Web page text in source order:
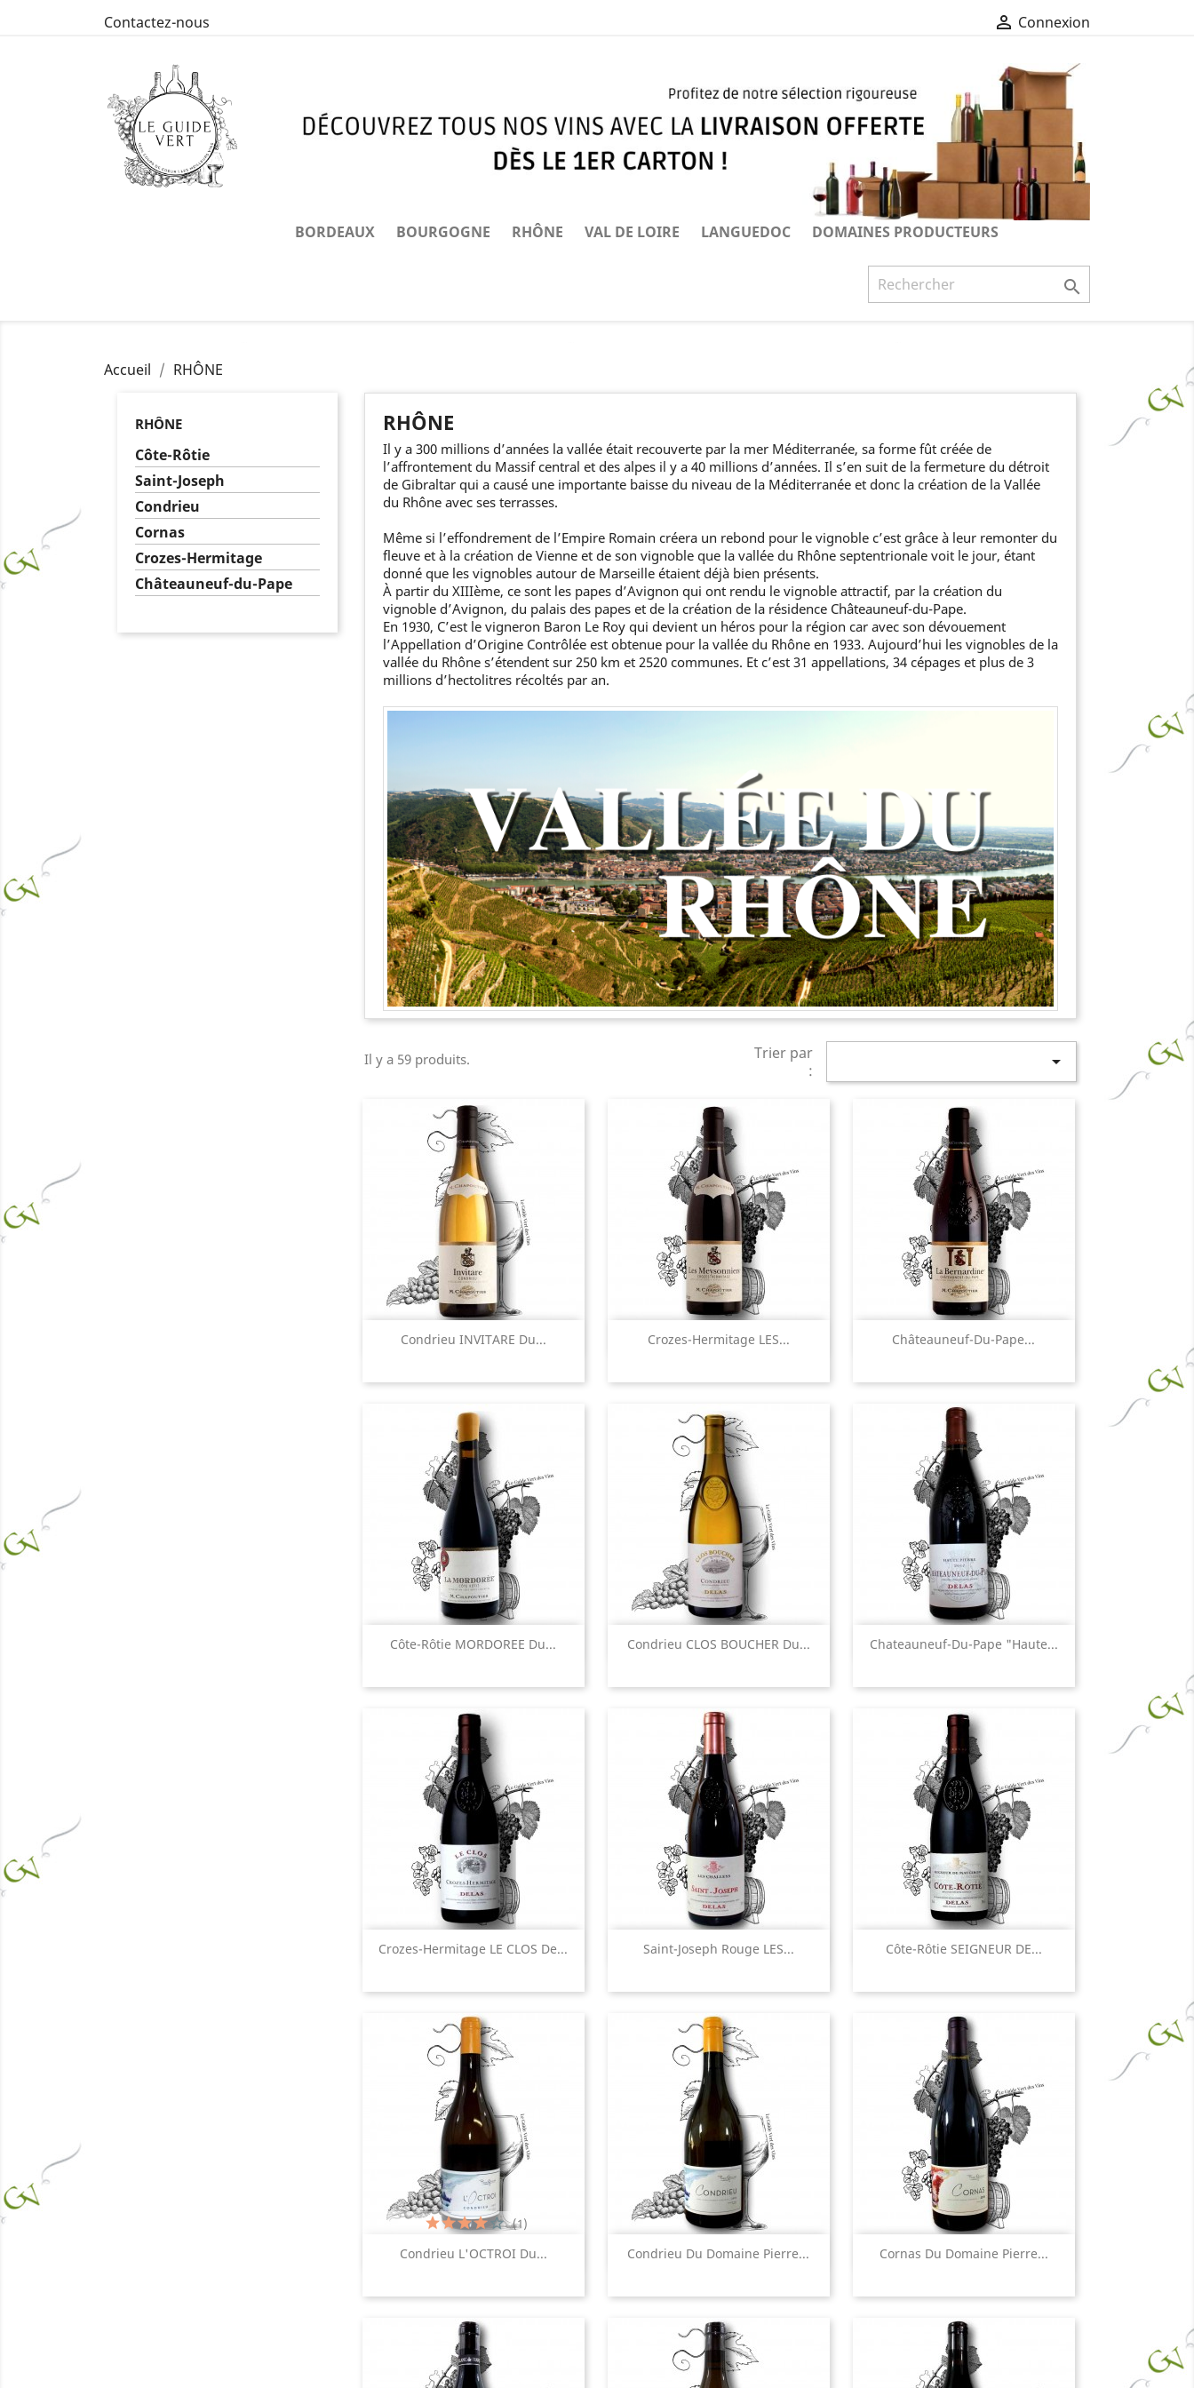
Contactez-nous  Connexion
BORDEAUX BOURGOGNE RHÔNE VAL DE LOIRE LANGUEDOC DOMAINES PRODUCTEURS

Accueil RHÔNE
RHÔNE
Côte-Rôtie
Saint-Joseph
Condrieu
Cornas
Crozes-Hermitage
Châteauneuf-du-Pape
RHÔNE
Il y a 300 millions d’années la vallée était recouverte par la mer Méditerranée, sa forme fût créée de
l’affrontement du Massif central et des alpes il y a 40 millions d’années. Il s’en suit de la fermeture du détroit
de Gibraltar qui a causé une importante baisse du niveau de la Méditerranée et donc la création de la Vallée
du Rhône avec ses terrasses.
Même si l’effondrement de l’Empire Romain créera un rebond pour le vignoble c’est grâce à leur remonter du
fleuve et à la création de Vienne et de son vignoble que la vallée du Rhône septentrionale voit le jour, étant
donné que les vignobles autour de Marseille étaient déjà bien présents.
À partir du XIIIème, ce sont les papes d’Avignon qui ont rendu le vignoble attractif, par la création du
vignoble d’Avignon, du palais des papes et de la création de la résidence Châteauneuf-du-Pape.
En 1930, C’est le vigneron Baron Le Roy qui devient un héros pour la région car avec son dévouement
l’Appellation d’Origine Contrôlée est obtenue pour la vallée du Rhône en 1933. Aujourd’hui les vignobles de la
vallée du Rhône s’étendent sur 250 km et 2520 communes. Et c’est 31 appellations, 34 cépages et plus de 3
millions d’hectolitres récoltés par an.
Il y a 59 produits.
Trier par
:

Condrieu INVITARE Du...
Aperçu rapide Crozes-Hermitage LES...
Aperçu rapide Châteauneuf-Du-Pape...
Aperçu rapide
Côte-Rôtie MORDOREE Du...
Aperçu rapide Condrieu CLOS BOUCHER Du...
Aperçu rapide Chateauneuf-Du-Pape "Haute...
Aperçu rapide
Crozes-Hermitage LE CLOS De...
Aperçu rapide Saint-Joseph Rouge LES...
Aperçu rapide Côte-Rôtie SEIGNEUR DE...
Aperçu rapide
Condrieu L'OCTROI Du...
(1)
Aperçu rapide Condrieu Du Domaine Pierre...
Aperçu rapide Cornas Du Domaine Pierre...
 Aperçu rapide